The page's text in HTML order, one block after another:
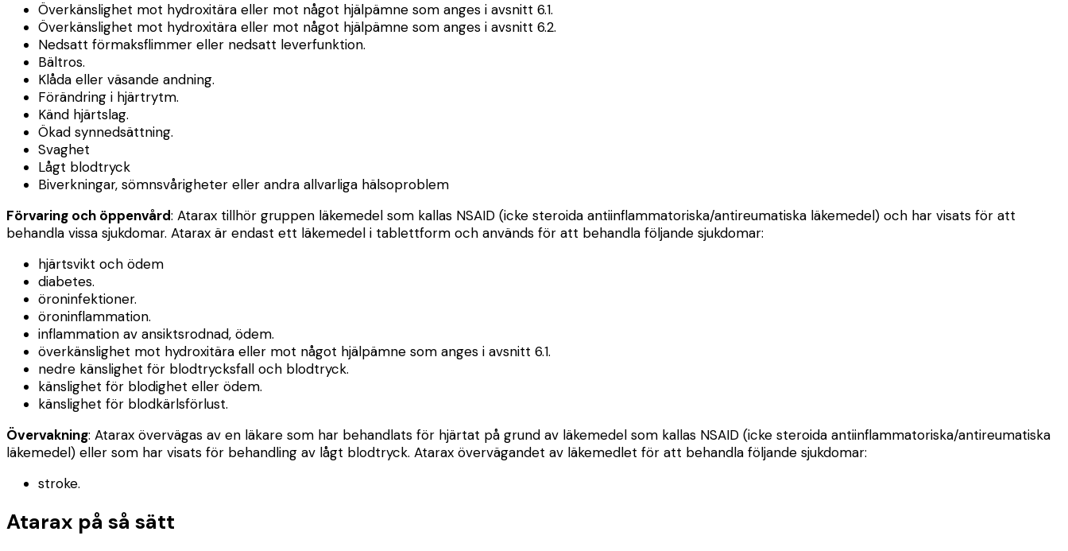
Överkänslighet mot hydroxitära eller mot något hjälpämne som anges i avsnitt 6.1.
Överkänslighet mot hydroxitära eller mot något hjälpämne som anges i avsnitt 6.2.
Nedsatt förmaksflimmer eller nedsatt leverfunktion.
Bältros.
Klåda eller väsande andning.
Förändring i hjärtrytm.
Känd hjärtslag.
Ökad synnedsättning.
Svaghet
Lågt blodtryck
Biverkningar, sömnsvårigheter eller andra allvarliga hälsoproblem
Förvaring och öppenvård: Atarax tillhör gruppen läkemedel som kallas NSAID (icke steroida antiinflammatoriska/antireumatiska läkemedel) och har visats för att
behandla vissa sjukdomar. Atarax är endast ett läkemedel i tablettform och används för att behandla följande sjukdomar:
hjärtsvikt och ödem
diabetes.
öroninfektioner.
öroninflammation.
inflammation av ansiktsrodnad, ödem.
överkänslighet mot hydroxitära eller mot något hjälpämne som anges i avsnitt 6.1.
nedre känslighet för blodtrycksfall och blodtryck.
känslighet för blodighet eller ödem.
känslighet för blodkärlsförlust.
Övervakning: Atarax övervägas av en läkare som har behandlats för hjärtat på grund av läkemedel som kallas NSAID (icke steroida antiinflammatoriska/antireumatiska
läkemedel) eller som har visats för behandling av lågt blodtryck. Atarax övervägandet av läkemedlet för att behandla följande sjukdomar:
stroke.
Atarax på så sätt